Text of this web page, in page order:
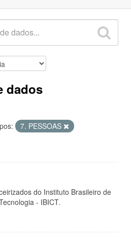
dados
7. PESSOAS
do Instituto Brasileiro de
- IBICT.